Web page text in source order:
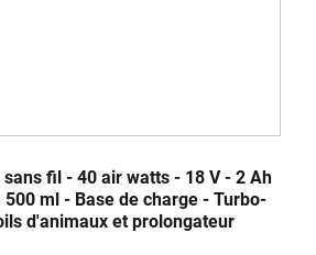
fil - 40 air watts - 18 V - 2 Ah
ml - Base de charge - Turbo-
d'animaux et prolongateur